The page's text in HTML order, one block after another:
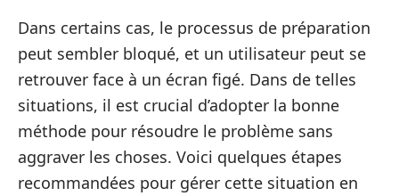
Dans certains cas, le processus de préparation
peut sembler bloqué, et un utilisateur peut se
retrouver face à un écran figé. Dans de telles
situations, il est crucial d’adopter la bonne
méthode pour résoudre le problème sans
aggraver les choses. Voici quelques étapes
recommandées pour gérer cette situation en